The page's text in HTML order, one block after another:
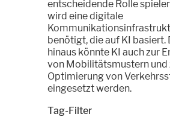
entscheidende Rolle
wird eine digitale
benötigt, die auf KI basiert.
hinaus könnte KI auch zur
von Mobilitätsmustern und
Optimierung von
eingesetzt werden.
Tag-Filter